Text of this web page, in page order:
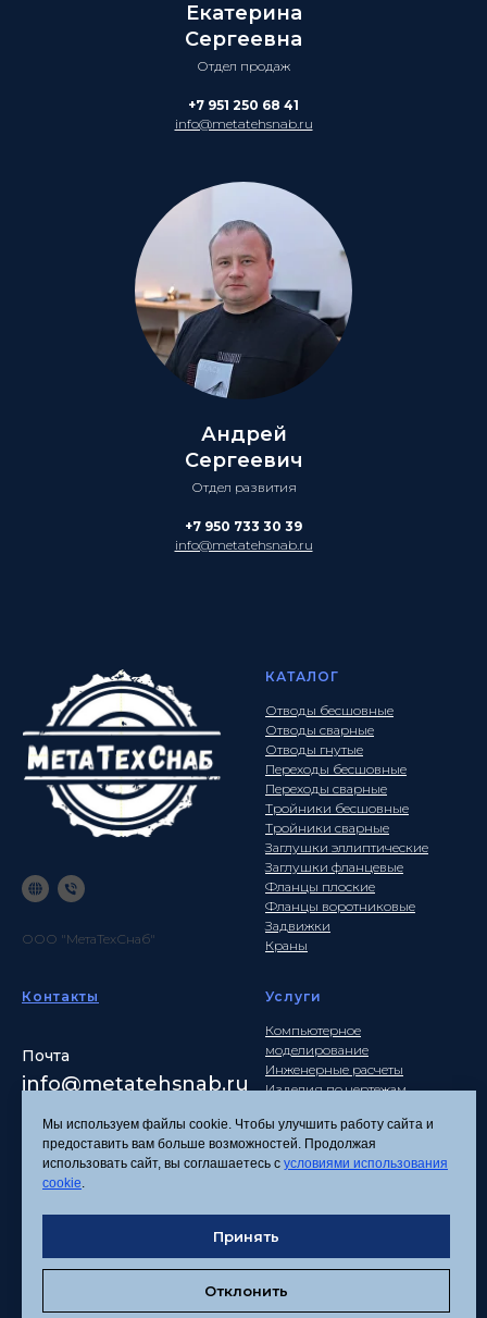
Екатерина
Сергеевна
Отдел продаж
+7 951 250 68 41
info@metatehsnab.ru
Андрей
Сергеевич
Отдел развития
+7 950 733 30 39
info@metatehsnab.ru
ООО "МетаТехСнаб"
КАТАЛОГ
Отводы бесшовные
Отводы сварные
Отводы гнутые
Переходы бесшовные
Переходы сварные
Тройники бесшовные
Тройники сварные
Заглушки эллиптические
Заглушки фланцевые
Фланцы плоские
Фланцы воротниковые
Задвижки
Краны
Контакты
Почта
info@metatehsnab.ru
Услуги
Компьютерное
моделирование
Инженерные расчеты
Изделия по чертежам
Политика
Согласие на обработку
персональных данных
Соглашение об
Мы используем файлы cookie. Чтобы улучшить работу сайта и
предоставить вам больше возможностей. Продолжая
использовать сайт, вы соглашаетесь с условиями использования
cookie.
Принять
Отклонить